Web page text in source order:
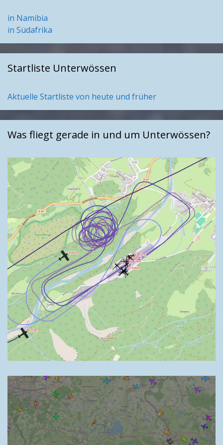
in Namibia
in Südafrika
Startliste Unterwössen
Aktuelle Startliste von heute und früher
Was fliegt gerade in und um Unterwössen?